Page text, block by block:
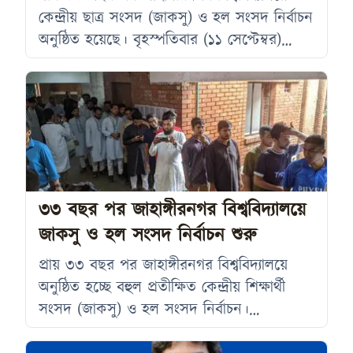
কেন্দ্রীয় ছাত্র সংসদ (জাকসু) ও হল সংসদ নির্বাচন
অনুষ্ঠিত হয়েছে। বৃহস্পতিবার (১১ সেপ্টেম্বর)
সকাল ৯টায় ভোটগ্রহণ শুরু হয়ে বিকেল ৫টায়
শেষ হয়। ভোটগ্রহণের পর এবার ফলাফলের জন্য
অপেক্ষা চলছে। নির্বাচনে কেন্দ্রীয় ও হল সংসদে
মোট ৫৪৮ জন প্রার্থী প্রতিদ্বন্দ্বিতা করেছেন। এর
মধ্যে ১০২ জন প্রার্থী বিনা ভোটে নির্বাচিত
হয়েছেন। নির্বাচনের প্রক্রিয়া শুরু হতেই বিতর্ক
দেখা
৩৩ বছর পর জাহাঙ্গীরনগর বিশ্ববিদ্যালয়ে
জাকসু ও হল সংসদ নির্বাচন শুরু
প্রায় ৩৩ বছর পর জাহাঙ্গীরনগর বিশ্ববিদ্যালয়ে
অনুষ্ঠিত হচ্ছে বহুল প্রতীক্ষিত কেন্দ্রীয় শিক্ষার্থী
সংসদ (জাকসু) ও হল সংসদ নির্বাচন।
বৃহস্পতিবার সকাল ৯টা থেকে ভোটগ্রহণ শুরু